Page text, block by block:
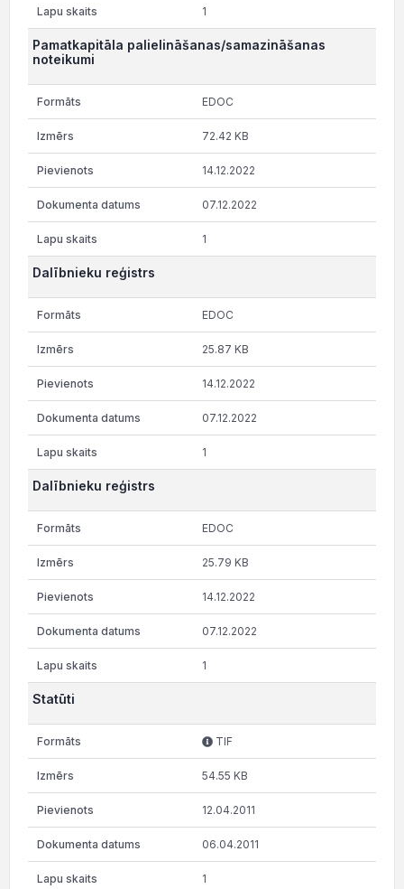
1
Pamatkapitāla palielināšanas/samazināšanas
noteikumi
EDOC
72.42 KB
14.12.2022
07.12.2022
1
Dalībnieku reģistrs
EDOC
25.87 KB
14.12.2022
07.12.2022
1
Dalībnieku reģistrs
EDOC
25.79 KB
14.12.2022
07.12.2022
1
Statūti
TIF
54.55 KB
12.04.2011
06.04.2011
1